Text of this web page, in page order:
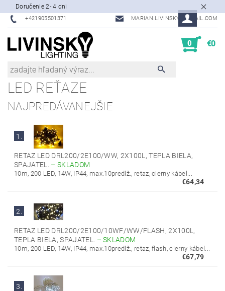
Doručenie 2- 4 dni
+421905501371 MARIAN.LIVINSKY@GMAIL.COM
0 €0
LED REŤAZE
NAJPREDÁVANEJŠIE
1.
RETAZ LED DRL200/2E100/WW, 2X100L, TEPLA BIELA,
SPAJATEL. – SKLADOM
10m, 200 LED, 14W, IP44, max.10predlž., retaz, cierny kábel...
€64,34
2.
RETAZ LED DRL200/2E100/10WF/WW/FLASH, 2X100L,
TEPLA BIELA, SPAJATEL. –SKLADOM
10m, 200 LED, 14W, IP44, max.10predlž., retaz, flash, cierny kábel...
€67,79
3.